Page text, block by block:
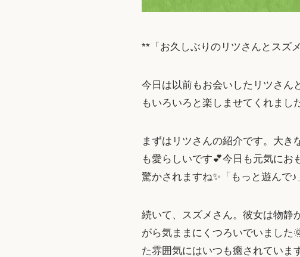
**「お久しぶりのリツさんとスズ
今日は以前もお会いしたリツさん
もいろいろと楽しませてくれまし
まずはリツさんの紹介です。大き
も愛らしいです💕今日も元気にお
驚かされますね✨「もっと遊んで
続いて、スズメさん。彼女は物静
がら気ままにくつろいでいました
た雰囲気にはいつも癒されていま